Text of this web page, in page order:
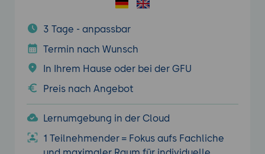
3 Tage - anpassbar
Termin nach Wunsch
In Ihrem Hause oder bei der GFU
Preis nach Angebot
Lernumgebung in der Cloud
1 Teilnehmender = Fokus aufs Fachliche